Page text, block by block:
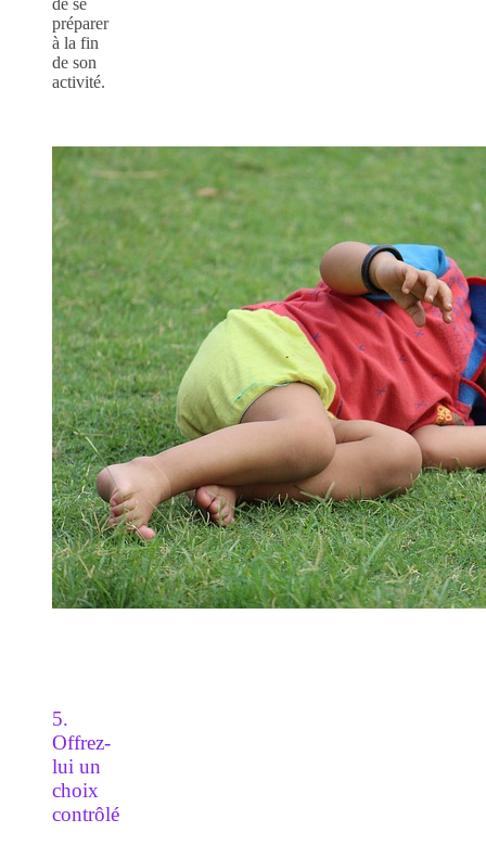
de se
préparer
à la fin
de son
activité.
5.
Offrez-
lui un
choix
contrôlé